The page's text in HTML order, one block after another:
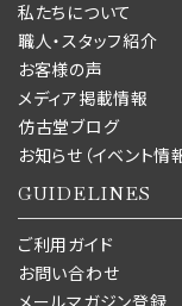
私たちについて
職人・スタッフ紹介
お客様の声
メディア掲載情報
仿古堂ブログ
お知らせ（イベント情
GUIDELINES
ご利用ガイド
お問い合わせ